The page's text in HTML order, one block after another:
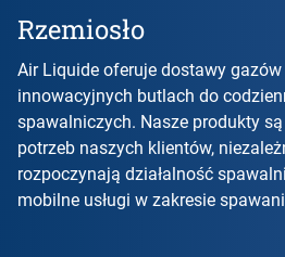
Rzemiosło
Air Liquide oferuje dostawy
innowacyjnych butlach do
spawalniczych. Nasze produkty
potrzeb naszych klientów,
rozpoczynają działalność
mobilne usługi w zakresie